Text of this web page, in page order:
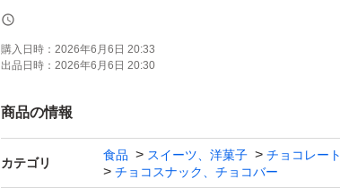
購入日時： 2026年6月6日 20:33
出品日時： 2026年6月6日 20:30
商品の情報
カテゴリ
食品 スイーツ、洋菓子
チョコレート
チョコスナック、チョコバー